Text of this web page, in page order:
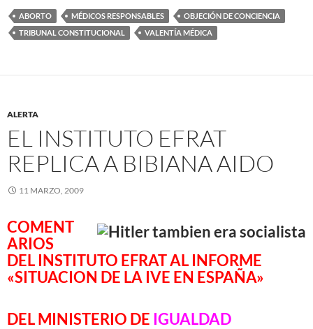
ABORTO MÉDICOS RESPONSABLES
OBJECIÓN DE CONCIENCIA
TRIBUNAL CONSTITUCIONAL
VALENTÍA MÉDICA
ALERTA
EL INSTITUTO EFRAT
REPLICA A BIBIANA AIDO
11 MARZO, 2009
COMENT
ARIOS
DEL INSTITUTO EFRAT AL INFORME
«SITUACION DE LA IVE EN ESPAÑA»
DEL MINISTERIO DE IGUALDAD